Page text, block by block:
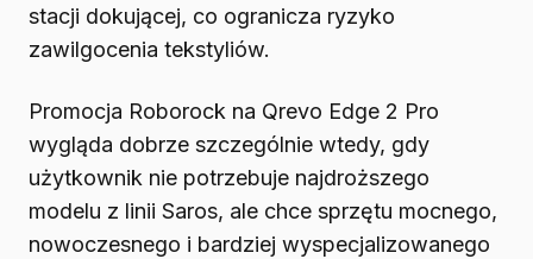
stacji dokującej, co ogranicza ryzyko
zawilgocenia tekstyliów.
Promocja Roborock na Qrevo Edge 2 Pro
wygląda dobrze szczególnie wtedy, gdy
użytkownik nie potrzebuje najdroższego
modelu z linii Saros, ale chce sprzętu mocnego,
nowoczesnego i bardziej wyspecjalizowanego